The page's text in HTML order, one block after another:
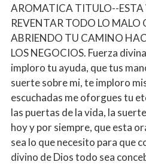
AROMATICA TITULO--ESTA
REVENTAR TODO LO MALO
ABRIENDO TU CAMINO
LOS NEGOCIOS. Fuerza
imploro tu ayuda, que tus
suerte sobre mi, te imploro
escuchadas me oforgues tu
las puertas de la vida, la
hoy y por siempre, que esta
sea lo que necesito para que
divino de Dios todo sea